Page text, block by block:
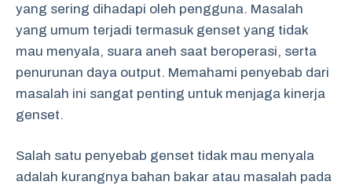
yang sering dihadapi oleh pengguna. Masalah
yang umum terjadi termasuk genset yang tidak
mau menyala, suara aneh saat beroperasi, serta
penurunan daya output. Memahami penyebab dari
masalah ini sangat penting untuk menjaga kinerja
genset.
Salah satu penyebab genset tidak mau menyala
adalah kurangnya bahan bakar atau masalah pada